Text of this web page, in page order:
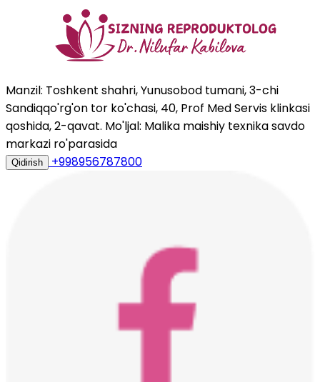
Manzil: Toshkent shahri, Yunusobod tumani, 3-chi
Sandiqqo'rg'on tor ko'chasi, 40, Prof Med Servis klinkasi
qoshida, 2-qavat. Mo'ljal: Malika maishiy texnika savdo
markazi ro'parasida
Qidirish +998956787800